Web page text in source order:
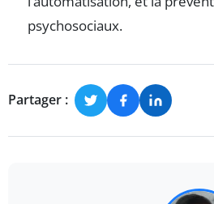
psychosociaux.
Partager :